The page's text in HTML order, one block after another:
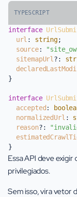
TYPESCRIPT
interface
url : string;
source:
sitemapUrl ?:
}
interface
accepted :
normalizedUrl :
reason?:
Essa API deve
privilegiados.
Sem isso, vira vetor